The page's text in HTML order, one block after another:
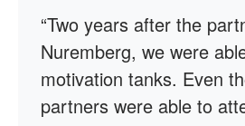
“Two years after the
Nuremberg, we were
motivation tanks. Even
partners were able to